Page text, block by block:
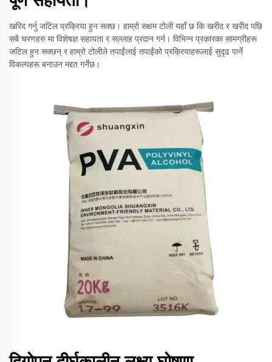
खरिद गर्नु जटिल प्रक्रिया हुन सक्छ। हाम्रो सक्षम टोली यहाँ छ कि खरीद र खरीद पछि
सबै चरणहरु मा विशेषज्ञ सहायता र सल्लाह प्रदान गर्न। विभिन्न प्रकारका सामग्रीहरू
जटिल हुन सक्छन् र हाम्रो टोलीले तपाईंलाई तपाईंको प्रक्रियाहरूलाई सुदृढ पार्ने
विकल्पहरू बनाउन मद्दत गर्नेछ।